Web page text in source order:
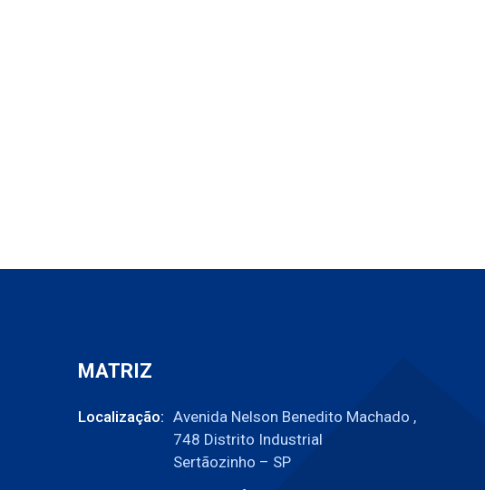
MATRIZ
Localização: Avenida Nelson Benedito Machado ,
748 Distrito Industrial
Sertãozinho – SP